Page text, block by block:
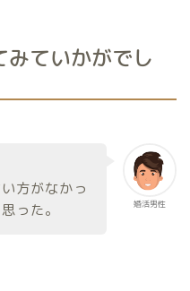
ていかがでし
婚活男性
方がなかっ
った。